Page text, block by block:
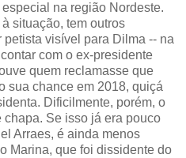
na região Nordeste.
situação, tem outros
visível para Dilma -- na
com o ex-presidente
quem reclamasse que
sua chance em 2018, quiçá
Dificilmente, porém, o
Se isso já era pouco
Arraes, é ainda menos
Marina, que foi dissidente do